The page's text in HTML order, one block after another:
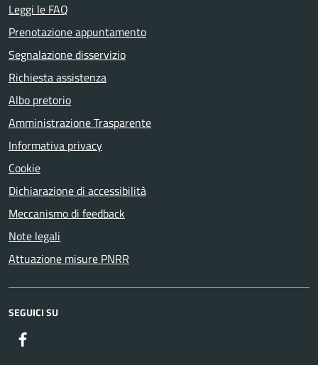
Leggi le FAQ
Prenotazione appuntamento
Segnalazione disservizio
Richiesta assistenza
Albo pretorio
Amministrazione Trasparente
Informativa privacy
Cookie
Dichiarazione di accessibilità
Meccanismo di feedback
Note legali
Attuazione misure PNRR
SEGUICI SU